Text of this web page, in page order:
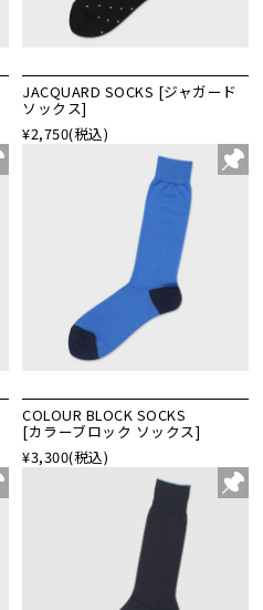
JACQUARD SOCKS [ジャガード
ソックス]
¥2,750(税込)
COLOUR BLOCK SOCKS
[カラーブロック ソックス]
¥3,300(税込)